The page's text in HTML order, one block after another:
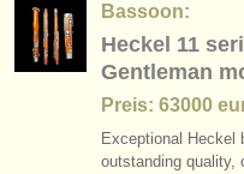
Bassoon:
Heckel 11
Gentleman
Preis: 63000
Exceptional Heckel
outstanding quality,